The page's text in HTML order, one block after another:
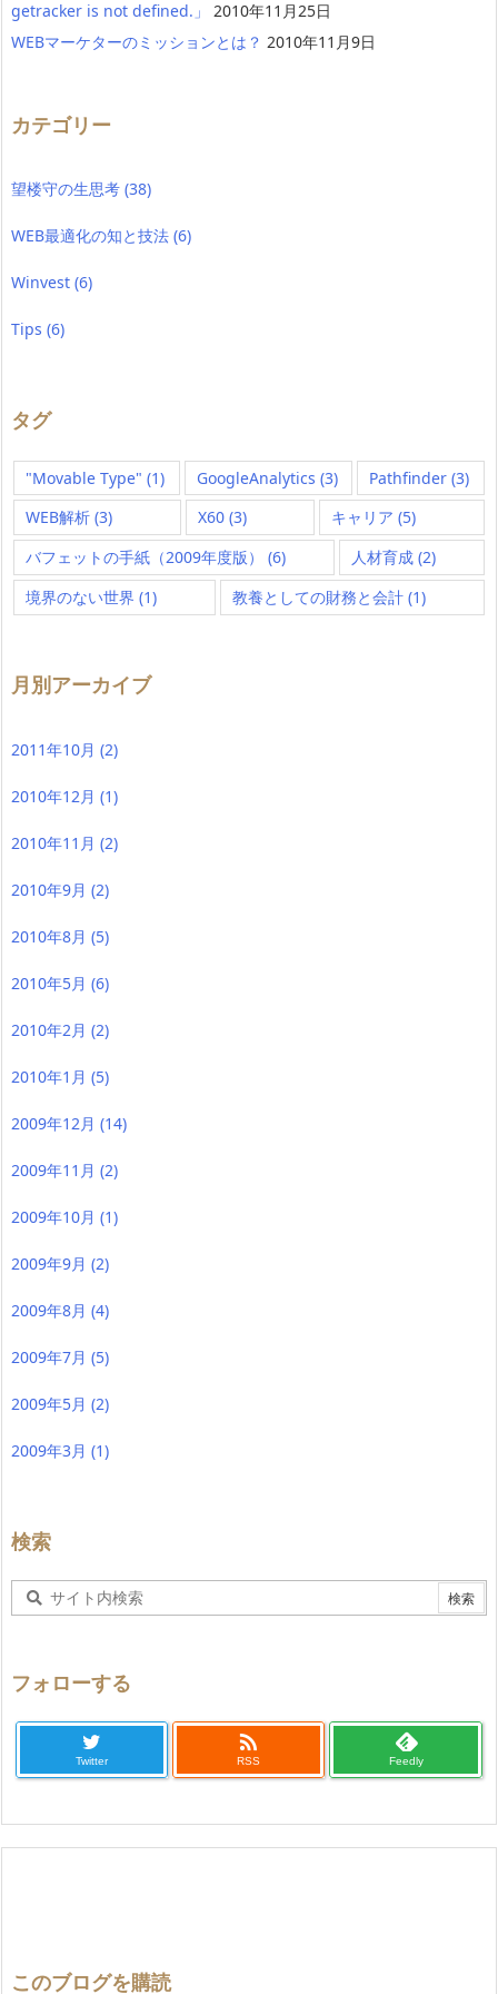
getracker is not defined.」
2010年11月25日
WEBマーケターのミッションとは？ 2010年11月9日
カテゴリー
望楼守の生思考 (38)
WEB最適化の知と技法 (6)
Winvest (6)
Tips (6)
タグ
"Movable Type" (1) GoogleAnalytics (3) Pathfinder (3)
WEB解析 (3) X60(3) キャリア (5)
バフェットの手紙（2009年度版）
(6) 人材育成 (2)
境界のない世界 (1) 教養としての財務と会計 (1)
月別アーカイブ
2011年10月 (2)
2010年12月 (1)
2010年11月 (2)
2010年9月 (2)
2010年8月 (5)
2010年5月 (6)
2010年2月 (2)
2010年1月 (5)
2009年12月 (14)
2009年11月 (2)
2009年10月 (1)
2009年9月 (2)
2009年8月 (4)
2009年7月 (5)
2009年5月 (2)
2009年3月 (1)
検索
フォローする
Twitter

RSS Feedly
このブログを購読